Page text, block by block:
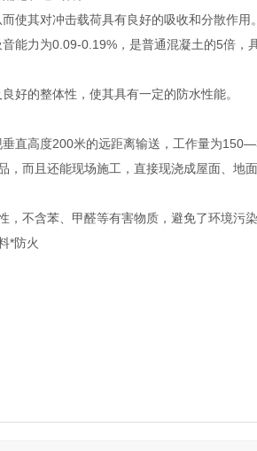
使其对冲击载荷具有良好的吸收和分散作用。
能力为0.09-0.19%，是普通混凝土的5倍，
好的整体性，使其具有一定的防水性能。
直高度200米的远距离输送，工作量为
而且还能现场施工，直接现浇成屋面、地
不含苯、甲醛等有害物质，避免了环境污染
*防火